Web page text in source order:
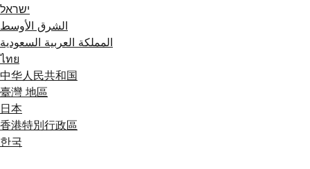
ישראל
الشرق الأوسط
المملكة العربية السعودية
ไทย
中华人民共和国
臺灣 地區
日本
香港特別行政區
한국